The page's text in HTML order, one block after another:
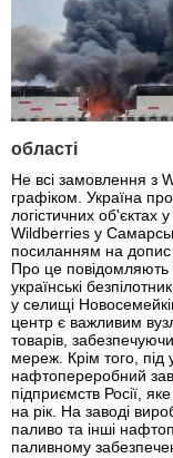
області
Не всі замовлення з
графіком. Україна
логістичних об'єктах
Wildberries у
посиланням на допис
Про це повідомляють
українські
у селищі
центр є важливим
товарів,
мереж. Крім того, під
нафтопереробний
підприємств Росії,
на рік. На заводі
паливо та інші
паливному